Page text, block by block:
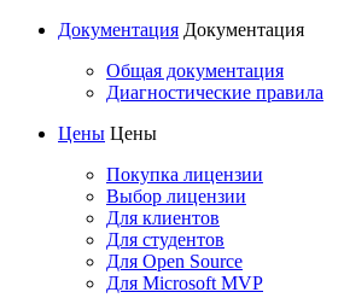
Документация Документация
Общая документация
Диагностические правила
Цены Цены
Покупка лицензии
Выбор лицензии
Для клиентов
Для студентов
Для Open Source
Для Microsoft MVP